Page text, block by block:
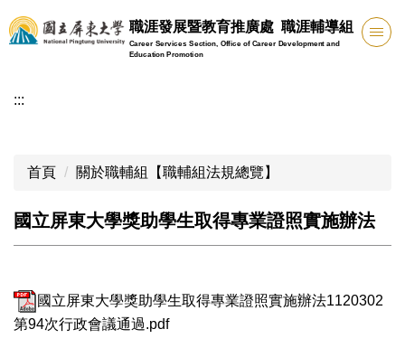
跳
到
內
職涯發展暨教育推廣處 職涯輔導組
Career Services Section, Office of Career Development and
Education Promotion
:::
首頁 關於職輔組【職輔組法規總覽】
國立屏東大學獎助學生取得專業證照實施辦法
國立屏東大學獎助學生取得專業證照實施辦法1120302
第94次行政會議通過.pdf